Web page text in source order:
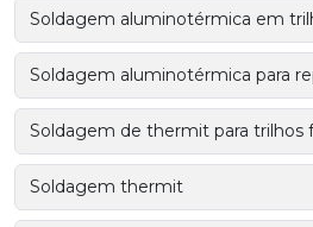
Soldagem aluminotérmica em
Soldagem aluminotérmica para
Soldagem de thermit para trilhos
Soldagem thermit